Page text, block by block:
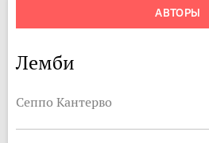
АВТОРЫ
Лемби
Сеппо Кантерво